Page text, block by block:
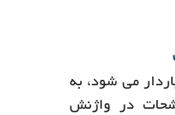
می شود، به
در واژنش